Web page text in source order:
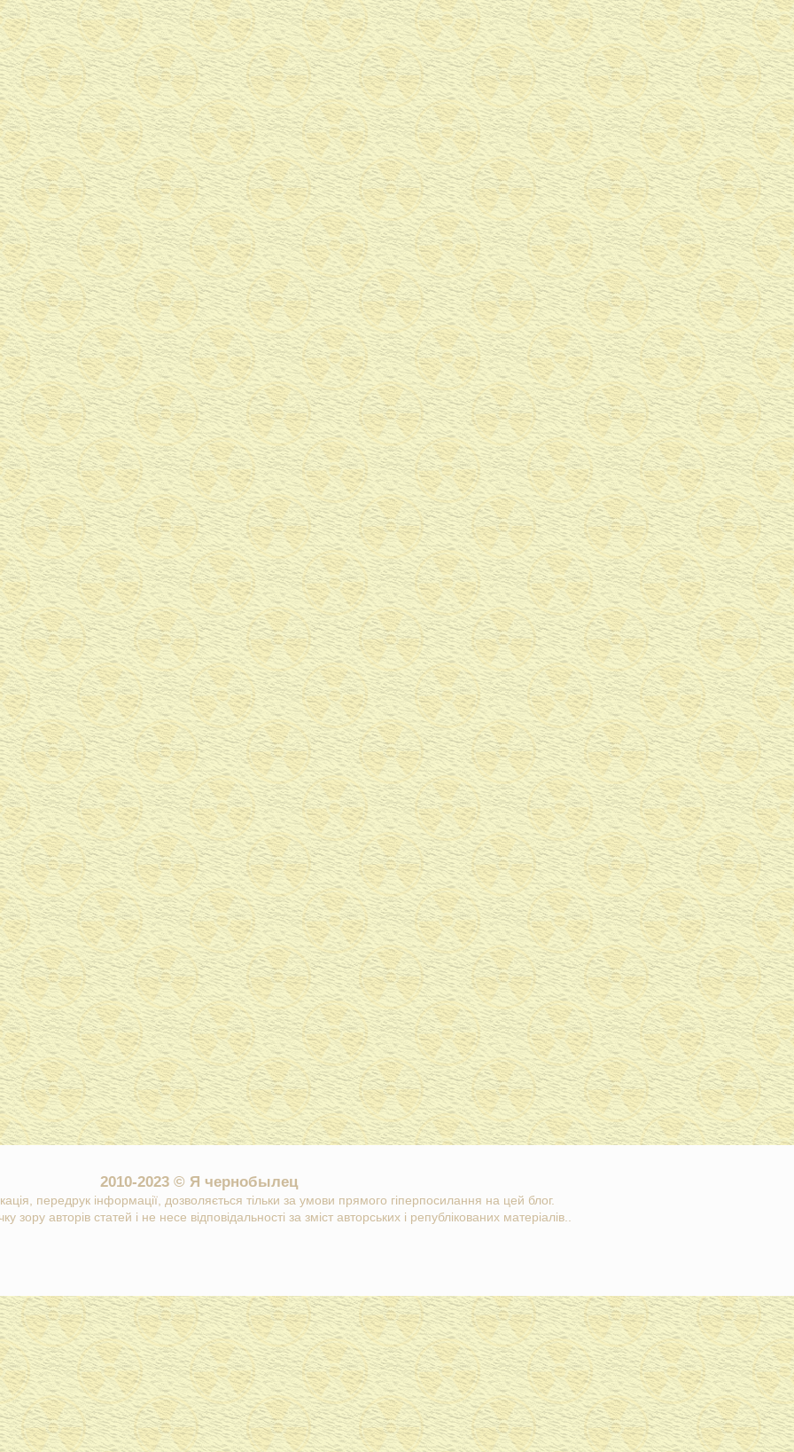
2010-2023 © Я чернобылец
передрук інформації, дозволяється тільки за умови прямого гіперпосилання на цей блог.
зору авторів статей і не несе відповідальності за зміст авторських і републікованих матеріалів..